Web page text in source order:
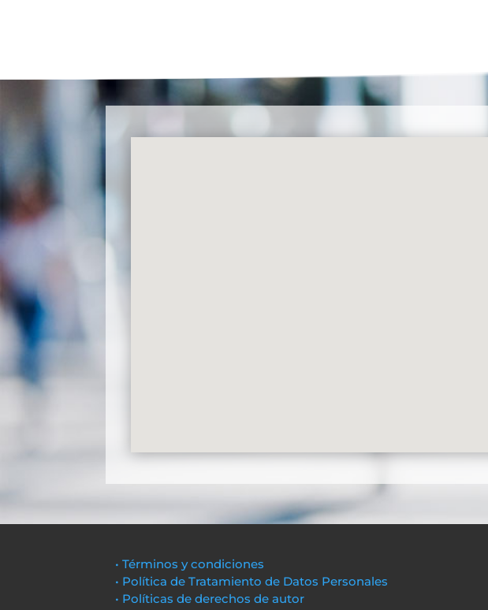
• Términos y condiciones
• Política de Tratamiento de Datos Personales
• Políticas de derechos de autor